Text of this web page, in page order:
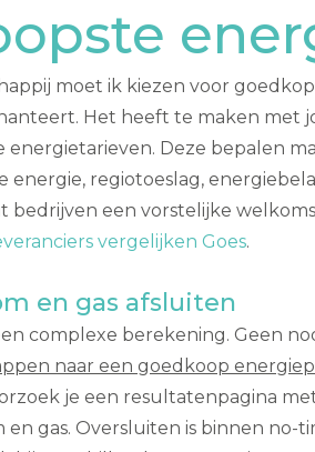
moet ik kiezen voor
Het heeft te maken met
energietarieven. Deze bepalen
energie, regiotoeslag,
een vorstelijke
vergelijken Goes.
en gas afsluiten
complexe berekening. Geen
naar een goedkoop
je een resultatenpagina
en gas. Oversluiten is binnen